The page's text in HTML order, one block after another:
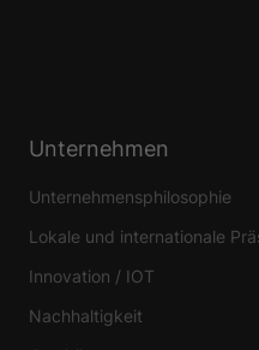
Unternehmen
Unternehmensphilosophie
Lokale und internationale
Innovation / IOT
Nachhaltigkeit